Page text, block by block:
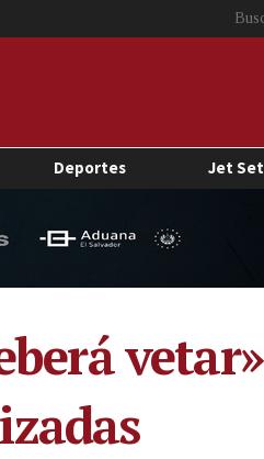
Deportes Jet Set
vetar»